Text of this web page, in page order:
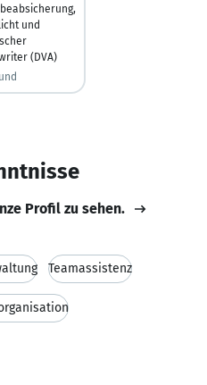
und
(DVA)
Profil zu sehen.
Teamassistenz